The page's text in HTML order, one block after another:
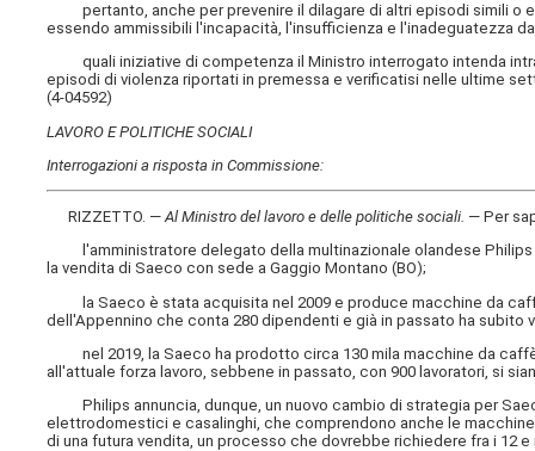
pertanto, anche per prevenire il dilagare di altri episodi simili o
essendo ammissibili l'incapacità, l'insufficienza e l'inadeguatezza
quali iniziative di competenza il Ministro interrogato intenda
episodi di violenza riportati in premessa e verificatisi nelle ultime
(4-04592)
LAVORO E POLITICHE SOCIALI
Interrogazioni a risposta in Commissione:
RIZZETTO. —Al Ministro del lavoro e delle politiche sociali. — Per
l'amministratore delegato della multinazionale olandese Philips
la vendita di Saeco con sede a Gaggio Montano (BO);
la Saeco è stata acquisita nel 2009 e produce macchine da
dell'Appennino che conta 280 dipendenti e già in passato ha subito
nel 2019, la Saeco ha prodotto circa 130 mila macchine da
all'attuale forza lavoro, sebbene in passato, con 900 lavoratori, si
Philips annuncia, dunque, un nuovo cambio di strategia per
elettrodomestici e casalinghi, che comprendono anche le
di una futura vendita, un processo che dovrebbe richiedere fra i 12 e